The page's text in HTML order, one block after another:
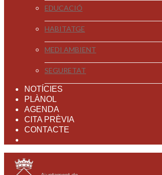
EDUCACIÓ
HABITATGE
MEDI AMBIENT
SEGURETAT
NOTÍCIES
PLÀNOL
AGENDA
CITA PRÈVIA
CONTACTE